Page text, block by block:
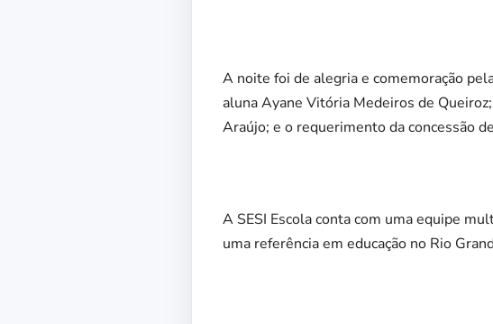
A noite foi de alegria e comemoração
aluna Ayane Vitória Medeiros de
Araújo; e o requerimento da concessão
A SESI Escola conta com uma equipe
uma referência em educação no Rio